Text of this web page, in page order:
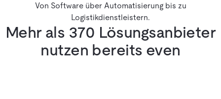
Von Software über Automatisierung bis zu
Logistikdienstleistern.
Mehr als 370 Lösungsanbieter
nutzen bereits even